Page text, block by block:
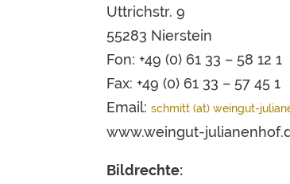
Uttrichstr. 9
55283 Nierstein
Fon: +49 (0) 61 33 – 58 12 1
Fax: +49 (0) 61 33 – 57 45 1
Email:schmitt (at) weingut-
www.weingut-
Bildrechte: